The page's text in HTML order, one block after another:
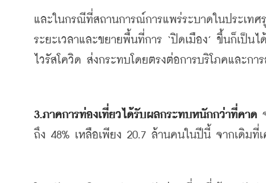
และในกรณีที่สถานการณ์การแพร่ระบาดในประเทศ
ระยะเวลาและขยายพื้นที่การ ‘ปิดเมือง’ ขึ้นก็เป็นไ
ไวรัสโควิด ส่งกระทบโดยตรงต่อการบริโภคและกา
3.ภาคการท่องเที่ยวได้รับผลกระทบหนักกว่าที่คาด
ถึง 48% เหลือเพียง 20.7 ล้านคนในปีนี้ จากเดิมที่